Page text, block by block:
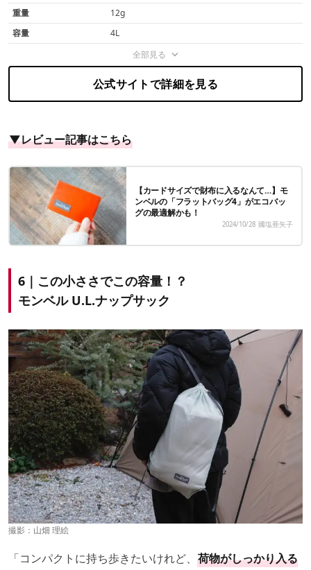
重量
12g
容量
4L
全部見る
公式サイトで詳細を見る
▼レビュー記事はこちら
【カードサイズで財布に入るなんて…】モ
ンベルの「フラットバッグ4」がエコバッ
グの最適解かも！
2024/10/28 國塩亜矢子
6｜この小ささでこの容量！？
モンベル U.L.ナップサック
撮影： 山畑 理絵
「コンパクトに持ち歩きたいけれど、 荷物がしっかり入る